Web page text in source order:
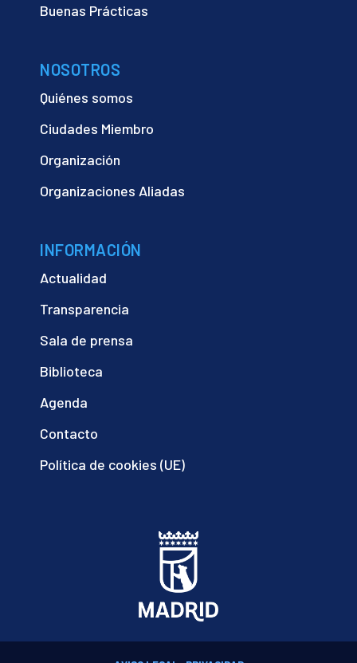
Buenas Prácticas
NOSOTROS
Quiénes somos
Ciudades Miembro
Organización
Organizaciones Aliadas
INFORMACIÓN
Actualidad
Transparencia
Sala de prensa
Biblioteca
Agenda
Contacto
Política de cookies (UE)